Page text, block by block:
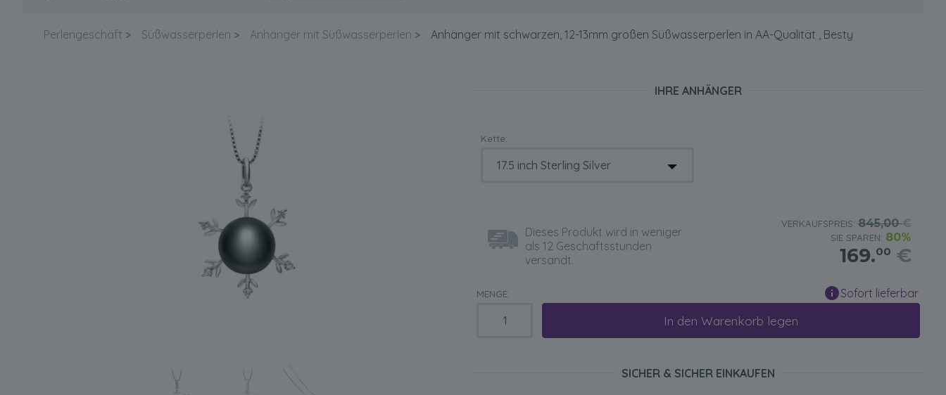
Perlengeschäft > Süßwasserperlen > Anhänger mit Süßwasserperlen > Anhänger mit schwarzen, 12-13mm großen Süßwasserperlen in AA-Qualität , Besty
IHRE ANHÄNGER
Kette:
Dieses Produkt wird in weniger
als 12 Geschäftsstunden
versandt.
VERKAUFSPREIS:845,00€
SIE SPAREN: 80%
169.00 €
MENGE: Sofort lieferbar
In den Warenkorb legen
SICHER & SICHER EINKAUFEN